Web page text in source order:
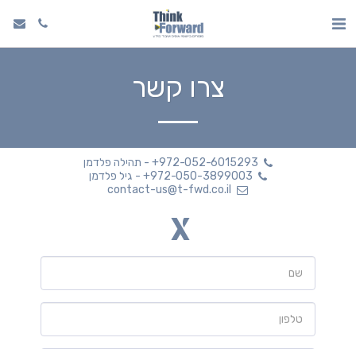
צרו קשר
+972-052-6015293
- תהילה פלדמן
+972-050-3899003
- גיל פלדמן
contact-us@t-fwd.co.il